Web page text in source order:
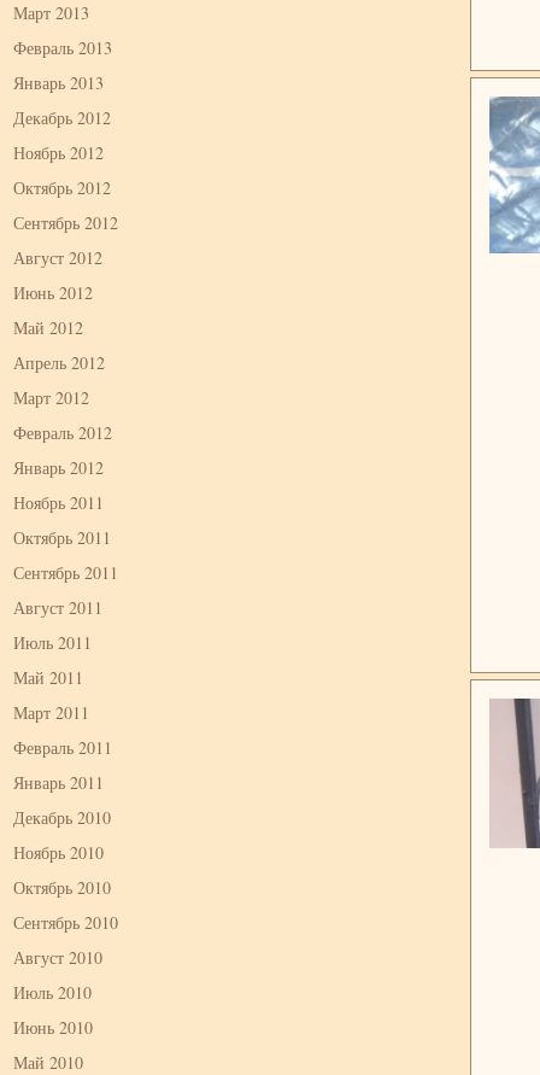
Март 2013
Февраль 2013
Январь 2013
Декабрь 2012
Ноябрь 2012
Октябрь 2012
Сентябрь 2012
Август 2012
Июнь 2012
Май 2012
Апрель 2012
Март 2012
Февраль 2012
Январь 2012
Ноябрь 2011
Октябрь 2011
Сентябрь 2011
Август 2011
Июль 2011
Май 2011
Март 2011
Февраль 2011
Январь 2011
Декабрь 2010
Ноябрь 2010
Октябрь 2010
Сентябрь 2010
Август 2010
Июль 2010
Июнь 2010
Май 2010